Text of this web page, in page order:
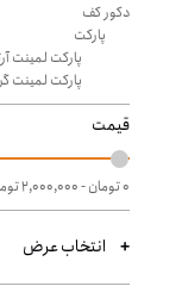
دکور کف
پارکت
پارکت لمینت
پارکت لمینت
قیمت
۰ تومان - ۲,۰۰۰,۰۰۰ تومان
انتخاب عرض